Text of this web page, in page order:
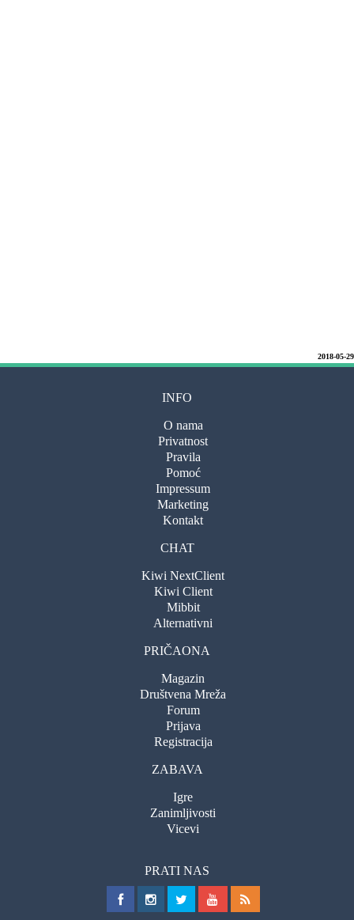
2018-05-29
INFO
O nama
Privatnost
Pravila
Pomoć
Impressum
Marketing
Kontakt
CHAT
Kiwi NextClient
Kiwi Client
Mibbit
Alternativni
PRIČAONA
Magazin
Društvena Mreža
Forum
Prijava
Registracija
ZABAVA
Igre
Zanimljivosti
Vicevi
PRATI NAS